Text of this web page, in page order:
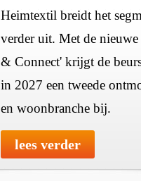
Heimtextil breidt het
verder uit. Met de
& Connect' krijgt de
in 2027 een tweede
en woonbranche bij.
lees verder